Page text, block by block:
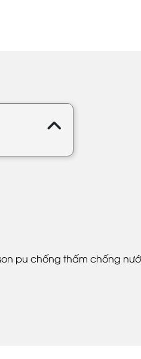
pu chống thấm chống